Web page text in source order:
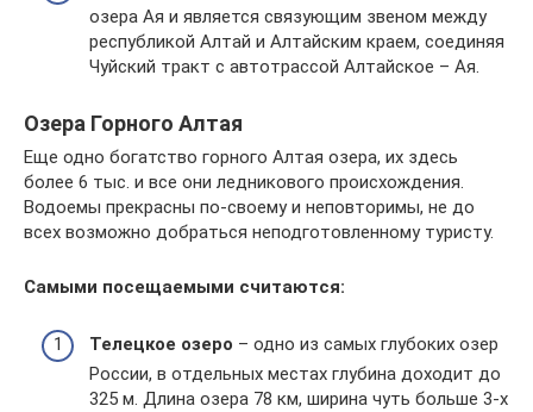
озера Ая и является связующим звеном между
республикой Алтай и Алтайским краем, соединяя
Чуйский тракт с автотрассой Алтайское – Ая.
Озера Горного Алтая
Еще одно богатство горного Алтая озера, их здесь
более 6 тыс. и все они ледникового происхождения.
Водоемы прекрасны по-своему и неповторимы, не до
всех возможно добраться неподготовленному туристу.
Самыми посещаемыми считаются:
Телецкое озеро – одно из самых глубоких озер
России, в отдельных местах глубина доходит до
325 м. Длина озера 78 км, ширина чуть больше 3-х